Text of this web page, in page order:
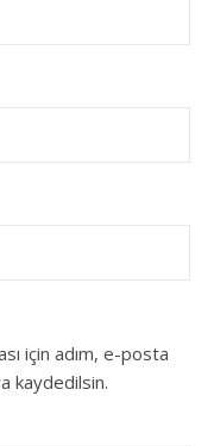
için adım, e-posta
kaydedilsin.